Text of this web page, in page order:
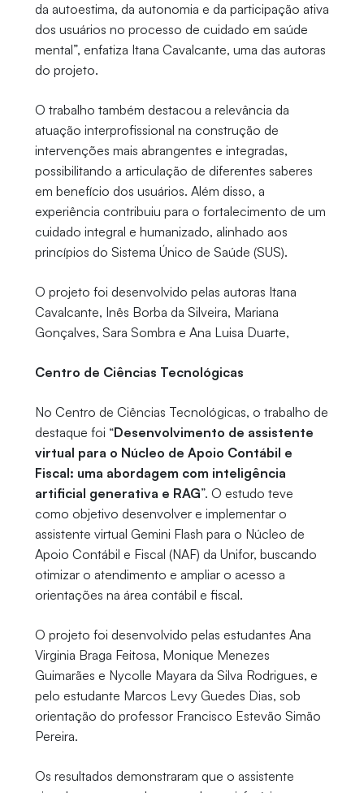
da autoestima, da autonomia e da participação ativa
dos usuários no processo de cuidado em saúde
mental”, enfatiza Itana Cavalcante, uma das autoras
do projeto.
O trabalho também destacou a relevância da
atuação interprofissional na construção de
intervenções mais abrangentes e integradas,
possibilitando a articulação de diferentes saberes
em benefício dos usuários. Além disso, a
experiência contribuiu para o fortalecimento de um
cuidado integral e humanizado, alinhado aos
princípios do Sistema Único de Saúde (SUS).
O projeto foi desenvolvido pelas autoras Itana
Cavalcante, Inês Borba da Silveira, Mariana
Gonçalves, Sara Sombra e Ana Luisa Duarte,
Centro de Ciências Tecnológicas
No Centro de Ciências Tecnológicas, o trabalho de
destaque foi “Desenvolvimento de assistente
virtual para o Núcleo de Apoio Contábil e
Fiscal: uma abordagem com inteligência
artificial generativa e RAG”. O estudo teve
como objetivo desenvolver e implementar o
assistente virtual Gemini Flash para o Núcleo de
Apoio Contábil e Fiscal (NAF) da Unifor, buscando
otimizar o atendimento e ampliar o acesso a
orientações na área contábil e fiscal.
O projeto foi desenvolvido pelas estudantes Ana
Virginia Braga Feitosa, Monique Menezes
Guimarães e Nycolle Mayara da Silva Rodrigues, e
pelo estudante Marcos Levy Guedes Dias, sob
orientação do professor Francisco Estevão Simão
Pereira.
Os resultados demonstraram que o assistente